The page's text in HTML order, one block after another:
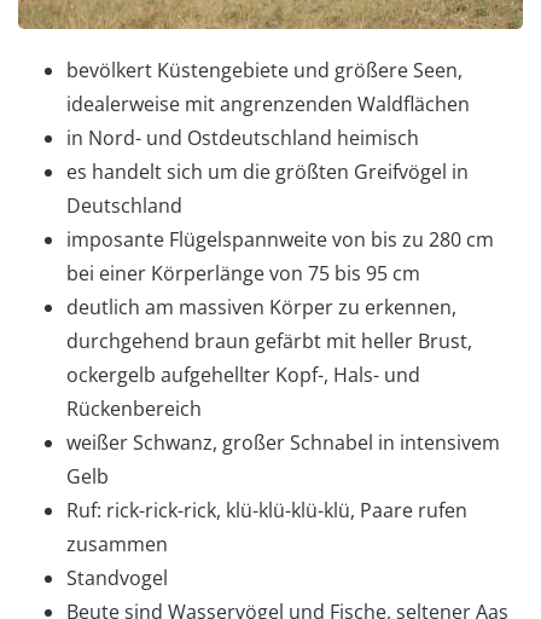
bevölkert Küstengebiete und größere Seen,
idealerweise mit angrenzenden Waldflächen
in Nord- und Ostdeutschland heimisch
es handelt sich um die größten Greifvögel in
Deutschland
imposante Flügelspannweite von bis zu 280 cm
bei einer Körperlänge von 75 bis 95 cm
deutlich am massiven Körper zu erkennen,
durchgehend braun gefärbt mit heller Brust,
ockergelb aufgehellter Kopf-, Hals- und
Rückenbereich
weißer Schwanz, großer Schnabel in intensivem
Gelb
Ruf: rick-rick-rick, klü-klü-klü-klü, Paare rufen
zusammen
Standvogel
Beute sind Wasservögel und Fische, seltener Aas